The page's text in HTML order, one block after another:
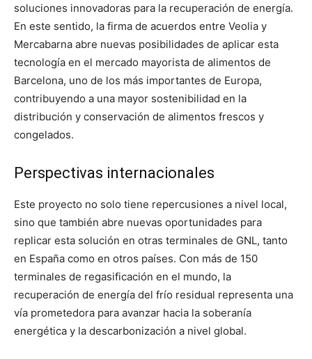
soluciones innovadoras para la recuperación de energía.
En este sentido, la firma de acuerdos entre Veolia y
Mercabarna abre nuevas posibilidades de aplicar esta
tecnología en el mercado mayorista de alimentos de
Barcelona, uno de los más importantes de Europa,
contribuyendo a una mayor sostenibilidad en la
distribución y conservación de alimentos frescos y
congelados.
Perspectivas internacionales
Este proyecto no solo tiene repercusiones a nivel local,
sino que también abre nuevas oportunidades para
replicar esta solución en otras terminales de GNL, tanto
en España como en otros países. Con más de 150
terminales de regasificación en el mundo, la
recuperación de energía del frío residual representa una
vía prometedora para avanzar hacia la soberanía
energética y la descarbonización a nivel global.